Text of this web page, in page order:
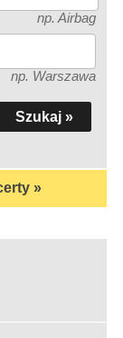
np. Airbag
np. Warszawa
»